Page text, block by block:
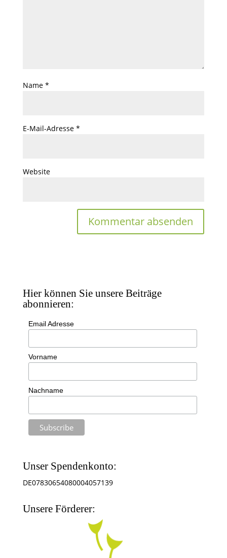
Name *
E-Mail-Adresse *
Website
Hier können Sie unsere Beiträge
abonnieren:
Email Adresse
Vorname
Nachname
Unser Spendenkonto:
DE07830654080004057139
Unsere Förderer: